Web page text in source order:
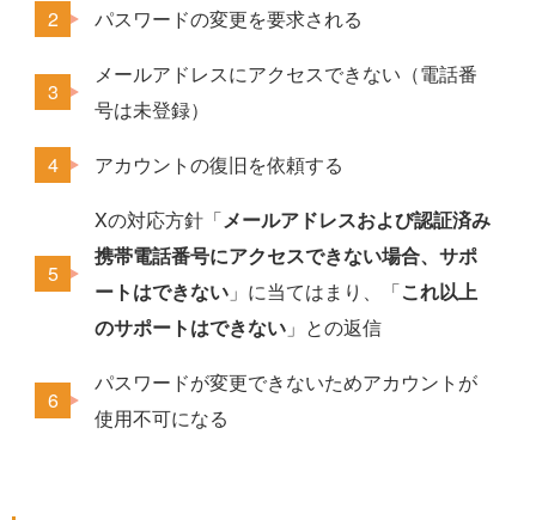
パスワードの変更を要求される
メールアドレスにアクセスできない（電話番
号は未登録）
アカウントの復旧を依頼する
Xの対応方針「メールアドレスおよび認証済み
携帯電話番号にアクセスできない場合、サポ
ートはできない 」に当てはまり、「これ以上
のサポートはできない 」との返信
パスワードが変更できないためアカウントが
使用不可になる